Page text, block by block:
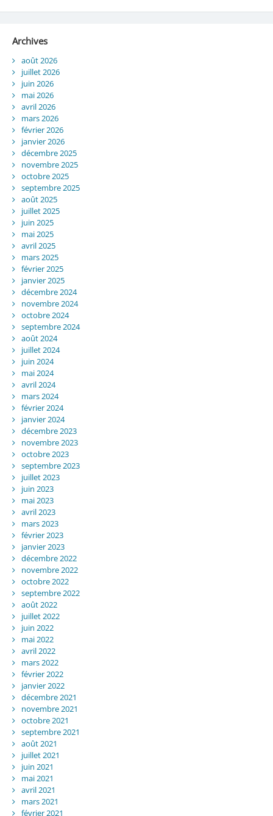
Archives
août 2026
juillet 2026
juin 2026
mai 2026
avril 2026
mars 2026
février 2026
janvier 2026
décembre 2025
novembre 2025
octobre 2025
septembre 2025
août 2025
juillet 2025
juin 2025
mai 2025
avril 2025
mars 2025
février 2025
janvier 2025
décembre 2024
novembre 2024
octobre 2024
septembre 2024
août 2024
juillet 2024
juin 2024
mai 2024
avril 2024
mars 2024
février 2024
janvier 2024
décembre 2023
novembre 2023
octobre 2023
septembre 2023
juillet 2023
juin 2023
mai 2023
avril 2023
mars 2023
février 2023
janvier 2023
décembre 2022
novembre 2022
octobre 2022
septembre 2022
août 2022
juillet 2022
juin 2022
mai 2022
avril 2022
mars 2022
février 2022
janvier 2022
décembre 2021
novembre 2021
octobre 2021
septembre 2021
août 2021
juillet 2021
juin 2021
mai 2021
avril 2021
mars 2021
février 2021